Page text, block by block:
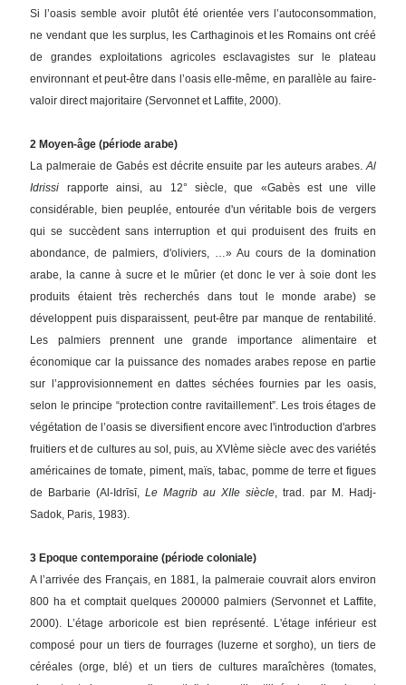
Si l’oasis semble avoir plutôt été orientée vers l’autoconsommation,
ne vendant que les surplus, les Carthaginois et les Romains ont créé
de grandes exploitations agricoles esclavagistes sur le plateau
environnant et peut-être dans l’oasis elle-même, en parallèle au faire-
valoir direct majoritaire (Servonnet et Laffite, 2000).
2 Moyen-âge (période arabe)
La palmeraie de Gabés est décrite ensuite par les auteurs arabes.Al
Idrissi rapporte ainsi, au 12° siècle, que «Gabès est une ville
considérable, bien peuplée, entourée d'un véritable bois de vergers
qui se succèdent sans interruption et qui produisent des fruits en
abondance, de palmiers, d'oliviers, …» Au cours de la domination
arabe, la canne à sucre et le mûrier (et donc le ver à soie dont les
produits étaient très recherchés dans tout le monde arabe) se
développent puis disparaissent, peut-être par manque de rentabilité.
Les palmiers prennent une grande importance alimentaire et
économique car la puissance des nomades arabes repose en partie
sur l’approvisionnement en dattes séchées fournies par les oasis,
selon le principe “protection contre ravitaillement”. Les trois étages de
végétation de l’oasis se diversifient encore avec l'introduction d'arbres
fruitiers et de cultures au sol, puis, au XVIème siècle avec des variétés
américaines de tomate, piment, maïs, tabac, pomme de terre et figues
de Barbarie (Al-Idrīsī,Le Magrib au XIIe siècle, trad. par M. Hadj-
Sadok, Paris, 1983).
3 Epoque contemporaine (période coloniale)
A l’arrivée des Français, en 1881, la palmeraie couvrait alors environ
800 ha et comptait quelques 200000 palmiers (Servonnet et Laffite,
2000). L’étage arboricole est bien représenté. L'étage inférieur est
composé pour un tiers de fourrages (luzerne et sorgho), un tiers de
céréales (orge, blé) et un tiers de cultures maraîchères (tomates,